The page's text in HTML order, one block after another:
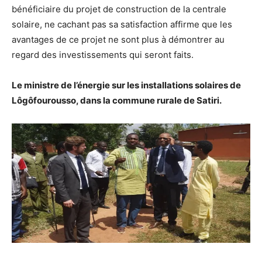
bénéficiaire du projet de construction de la centrale
solaire, ne cachant pas sa satisfaction affirme que les
avantages de ce projet ne sont plus à démontrer au
regard des investissements qui seront faits.
Le ministre de l’énergie sur les installations solaires de
Lôgôfourousso, dans la commune rurale de Satiri.